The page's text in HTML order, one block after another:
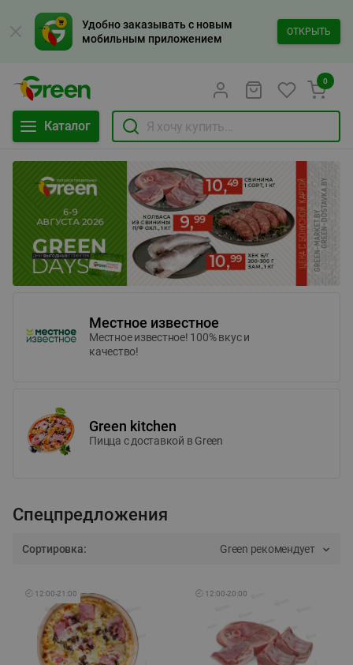
Удобно заказывать с новым
мобильным приложением
ОТКРЫТЬ
Каталог
0
Местное известное
Местное известное! 100% вкус и
качество!
Green kitchen
Пицца c доставкой в Green
Спецпредложения
Сортировка: Green рекомендует
🕘 12:00-21:00 🕘 12:00-20:00